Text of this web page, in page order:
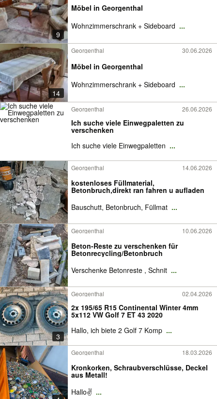
9
Möbel in Georgenthal
Wohnzimmerschrank + Sideboard ...
14
Georgenthal 30.06.2026
Möbel in Georgenthal
Wohnzimmerschrank + Sideboard ...
Georgenthal 26.06.2026
Ich suche viele Einwegpaletten zu
verschenken
Ich suche viele Einwegpaletten ...
Georgenthal 14.06.2026
kostenloses Füllmaterial,
Betonbruch,direkt ran fahren u aufladen
Bauschutt, Betonbruch, Füllmat ...
Georgenthal 10.06.2026
Beton-Reste zu verschenken für
Betonrecycling/Betonbruch
Verschenke Betonreste , Schnit ...
3
Georgenthal 02.04.2026
2x 195/65 R15 Continental Winter 4mm
5x112 VW Golf 7 ET 43 2020
Hallo, ich biete 2 Golf 7 Komp ...
Georgenthal 18.03.2026
Kronkorken, Schraubverschlüsse, Deckel
aus Metall!
Hallo✌️ ...